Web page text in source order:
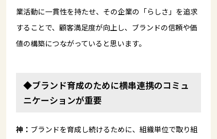
業活動に一貫性を持たせ、その企業の「らしさ」を追求
することで、顧客満足度が向上し、ブランドの信頼や価
値の構築につながっていると思います。
◆ブランド育成のために横串連携のコミュ
ニケーションが重要
神： ブランドを育成し続けるために、組織単位で取り組